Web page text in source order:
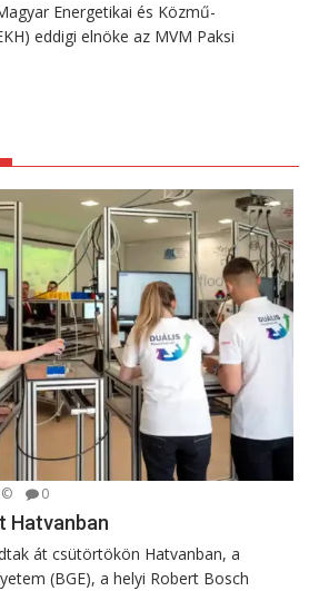
Energetikai és Közmű-
eddigi elnöke az MVM Paksi
© 0
Hatvanban
át csütörtökön Hatvanban, a
(BGE), a helyi Robert Bosch